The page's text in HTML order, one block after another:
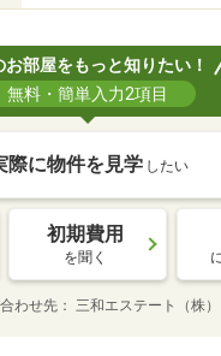
お部屋をもっと知りたい！
無料・簡単入力2項目
際に物件を見学 したい
初期費用
を聞く
わせ先 三和エステート（株）